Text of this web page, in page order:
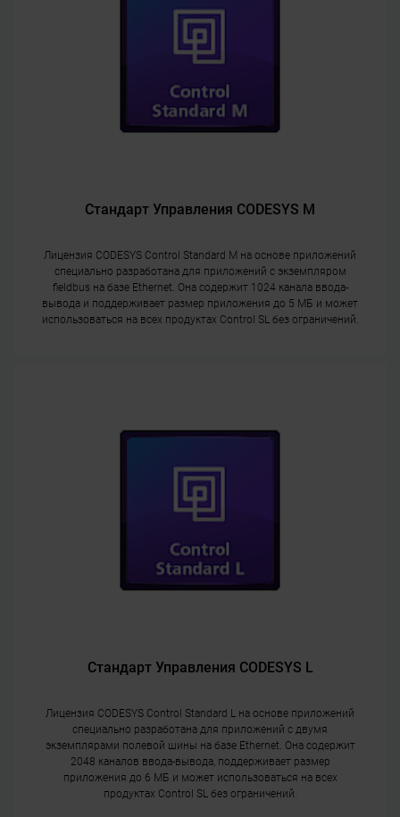
Стандарт Управления CODESYS M
Лицензия CODESYS Control Standard M на основе приложений
специально разработана для приложений с экземпляром
fieldbus на базе Ethernet. Она содержит 1024 канала ввода-
вывода и поддерживает размер приложения до 5 МБ и может
использоваться на всех продуктах Control SL без ограничений.
Стандарт Управления CODESYS L
Лицензия CODESYS Control Standard L на основе приложений
специально разработана для приложений с двумя
экземплярами полевой шины на базе Ethernet. Она содержит
2048 каналов ввода-вывода, поддерживает размер
приложения до 6 МБ и может использоваться на всех
продуктах Control SL без ограничений.